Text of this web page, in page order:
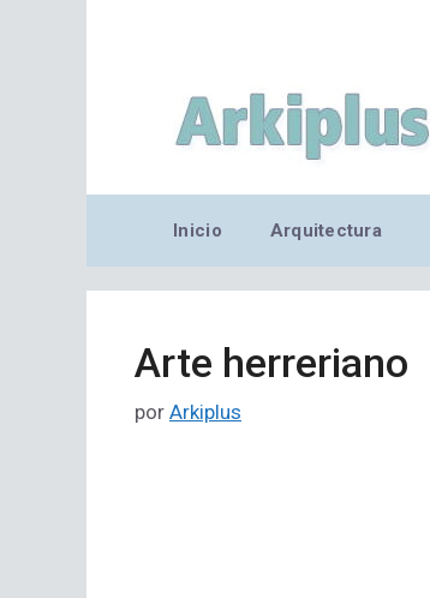
Inicio Arquitectura
Arte herreriano
por Arkiplus